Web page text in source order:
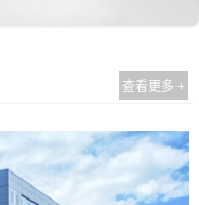
查看更多 +